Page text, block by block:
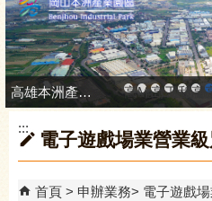
高雄市政府
高雄金融
工廠登
和發
高
高雄本洲產業園區服務中心
:::
電子遊戲場業營業
首頁 申辦業務 電子遊戲